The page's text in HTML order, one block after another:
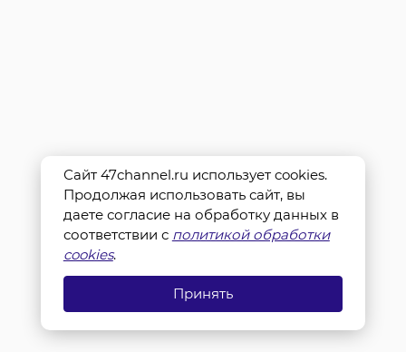
Сайт 47channel.ru использует cookies.
Продолжая использовать сайт, вы
даете согласие на обработку данных в
соответствии с политикой обработки
cookies.
Принять